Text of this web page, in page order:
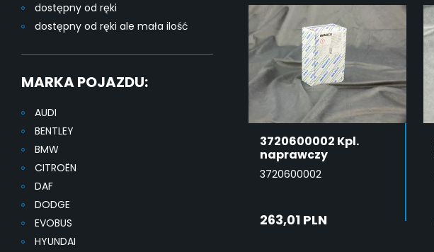
dostępny od ręki
dostępny od ręki ale mała ilość
MARKA POJAZDU:
AUDI
BENTLEY
BMW
CITROËN
DAF
DODGE
EVOBUS
HYUNDAI
3720600002 Kpl.
naprawczy
3720600002
263,01 PLN